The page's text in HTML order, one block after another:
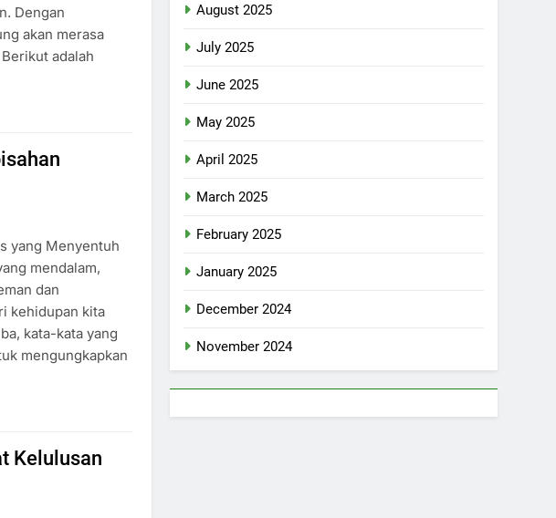
Dengan
akan merasa
adalah
yang Menyentuh
mendalam,
dan
kehidupan kita
kata-kata yang
mengungkapkan
Kelulusan
August 2025
July 2025
June 2025
May 2025
April 2025
March 2025
February 2025
January 2025
December 2024
November 2024